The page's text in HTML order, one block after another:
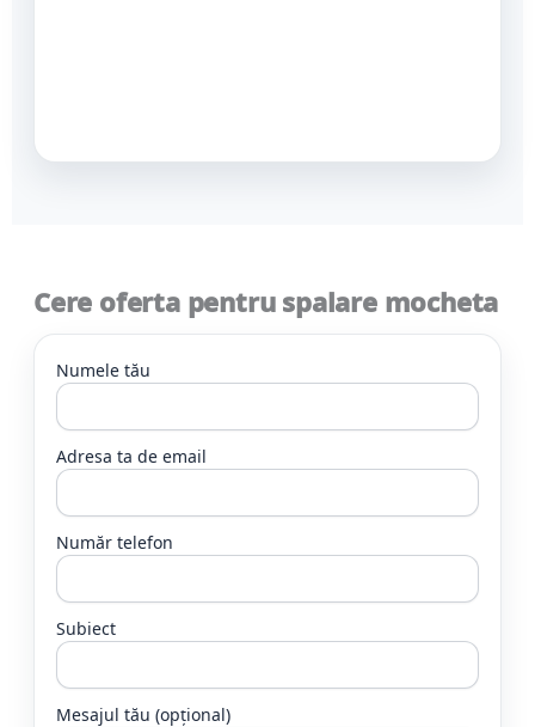
Cere oferta pentru spalare mocheta
Numele tău
Adresa ta de email
Număr telefon
Subiect
Mesajul tău (opțional)